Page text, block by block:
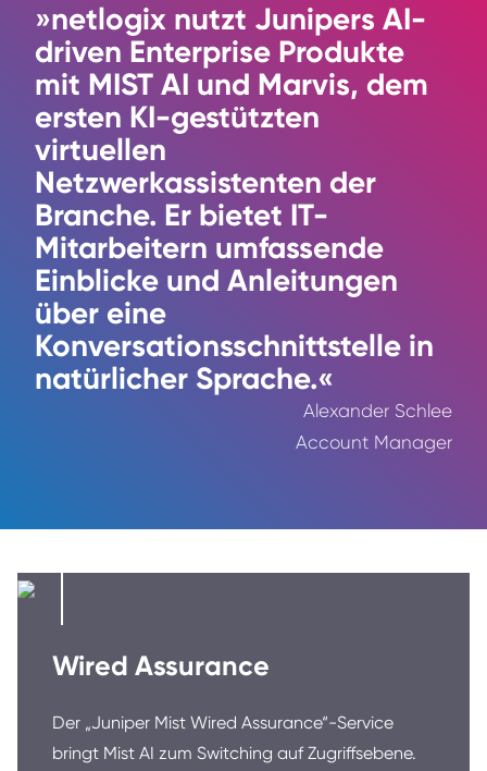
»netlogix nutzt Junipers AI-
driven Enterprise Produkte
mit MIST AI und Marvis, dem
ersten KI-gestützten
virtuellen
Netzwerkassistenten der
Branche. Er bietet IT-
Mitarbeitern umfassende
Einblicke und Anleitungen
über eine
Konversationsschnittstelle in
natürlicher Sprache.«
Alexander Schlee
Account Manager
Wired Assurance
Der „Juniper Mist Wired Assurance“-Service
bringt Mist AI zum Switching auf Zugriffsebene.